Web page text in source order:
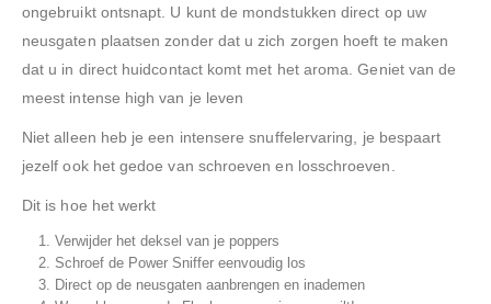
ongebruikt ontsnapt. U kunt de mondstukken direct op uw
neusgaten plaatsen zonder dat u zich zorgen hoeft te maken
dat u in direct huidcontact komt met het aroma. Geniet van de
meest intense high van je leven
Niet alleen heb je een intensere snuffelervaring, je bespaart
jezelf ook het gedoe van schroeven en losschroeven.
Dit is hoe het werkt
Verwijder het deksel van je poppers
Schroef de Power Sniffer eenvoudig los
Direct op de neusgaten aanbrengen en inademen